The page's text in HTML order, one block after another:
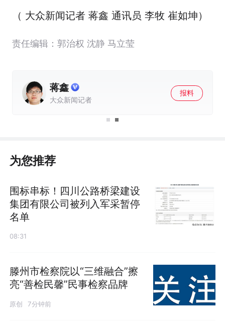
（ 大众新闻记者 蒋鑫 通讯员 李牧 崔如坤）
责任编辑：郭治权 沈静 马立莹
张蓓
大众新闻记者
报料
为您推荐
围标串标！四川公路桥梁建设
集团有限公司被列入军采暂停
名单
08:31
滕州市检察院以“三维融合”擦
亮“善检民馨”民事检察品牌
原创 7分钟前